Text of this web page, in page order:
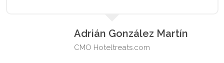
Adrián González Martín
CMO Hoteltreats.com